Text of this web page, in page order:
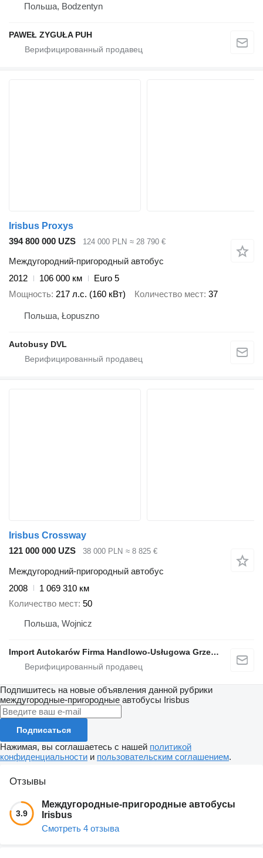
Польша, Bodzentyn
PAWEŁ ZYGUŁA PUH
Irisbus Proxys
394 800 000 UZS
124 000 PLN ≈ 28 790 €
Междугородний-пригородный автобус
2012
106 000 км
Euro 5
Мощность 217 л.с. (160 кВт) Количество мест 37
Польша, Łopuszno
Autobusy DVL
Irisbus Crossway
121 000 000 UZS
38 000 PLN ≈ 8 825 €
Междугородний-пригородный автобус
2008
1 069 310 км
Количество мест 50
Польша, Wojnicz
Import Autokarów Firma Handlowo-Usługowa Grzegorz Mądel
Подпишитесь на новые объявления данной рубрики
междугородные-пригородные автобусы Irisbus
Подписаться
Нажимая, вы соглашаетесь с нашей политикой
конфиденциальности и пользовательским соглашением.
Отзывы
3.9
Междугородные-пригородные автобусы
Irisbus
Смотреть 4 отзыва